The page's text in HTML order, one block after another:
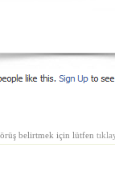
belirtmek için lütfen